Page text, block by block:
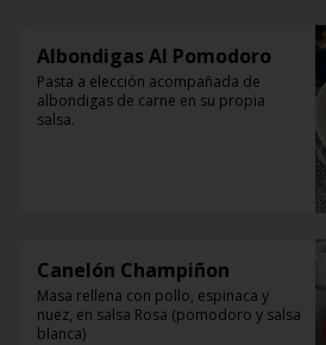
Albondigas Al Pomodoro
Pasta a elección acompañada de
albondigas de carne en su propia
salsa.
Canelón Champiñon
Masa rellena con pollo, espinaca y
nuez, en salsa Rosa (pomodoro y salsa
blanca)